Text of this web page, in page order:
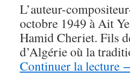
L’auteur-
octobre 1949 à Ait
Hamid Cheriet. Fils
d’Algérie où la
Continuer la lecture